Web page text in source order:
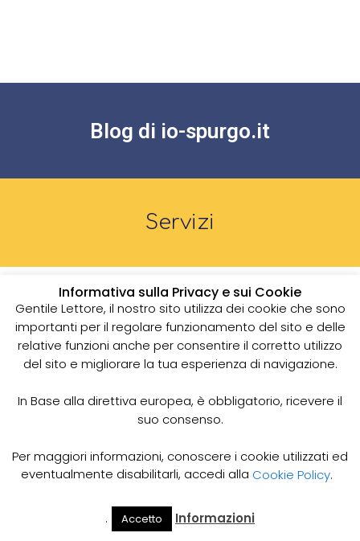
Blog di io-spurgo.it
Servizi
Ditte Spurgo Scarichi
Domestici - Servizi
Professionali per la Pulizia
degli Scarichi
Hai bisogno di una ditta specializzata per lo spurgo
degli scarichi domestici? Affidati alla nostra
esperienza pluriennale per la pulizia degli impianti di
competitivi. Contattaci ora!
Domestici di Alta Qualità
Cerca Il Mio
Informativa sulla Privacy e sui Cookie
Gentile Lettore, il nostro sito utilizza dei cookie che sono
importanti per il regolare funzionamento del sito e delle
relative funzioni anche per consentire il corretto utilizzo
del sito e migliorare la tua esperienza di navigazione.
In Base alla direttiva europea, è obbligatorio, ricevere il
suo consenso.
Per maggiori informazioni, conoscere i cookie utilizzati ed
eventualmente disabilitarli, accedi alla Cookie Policy.
. Accetto Informazioni